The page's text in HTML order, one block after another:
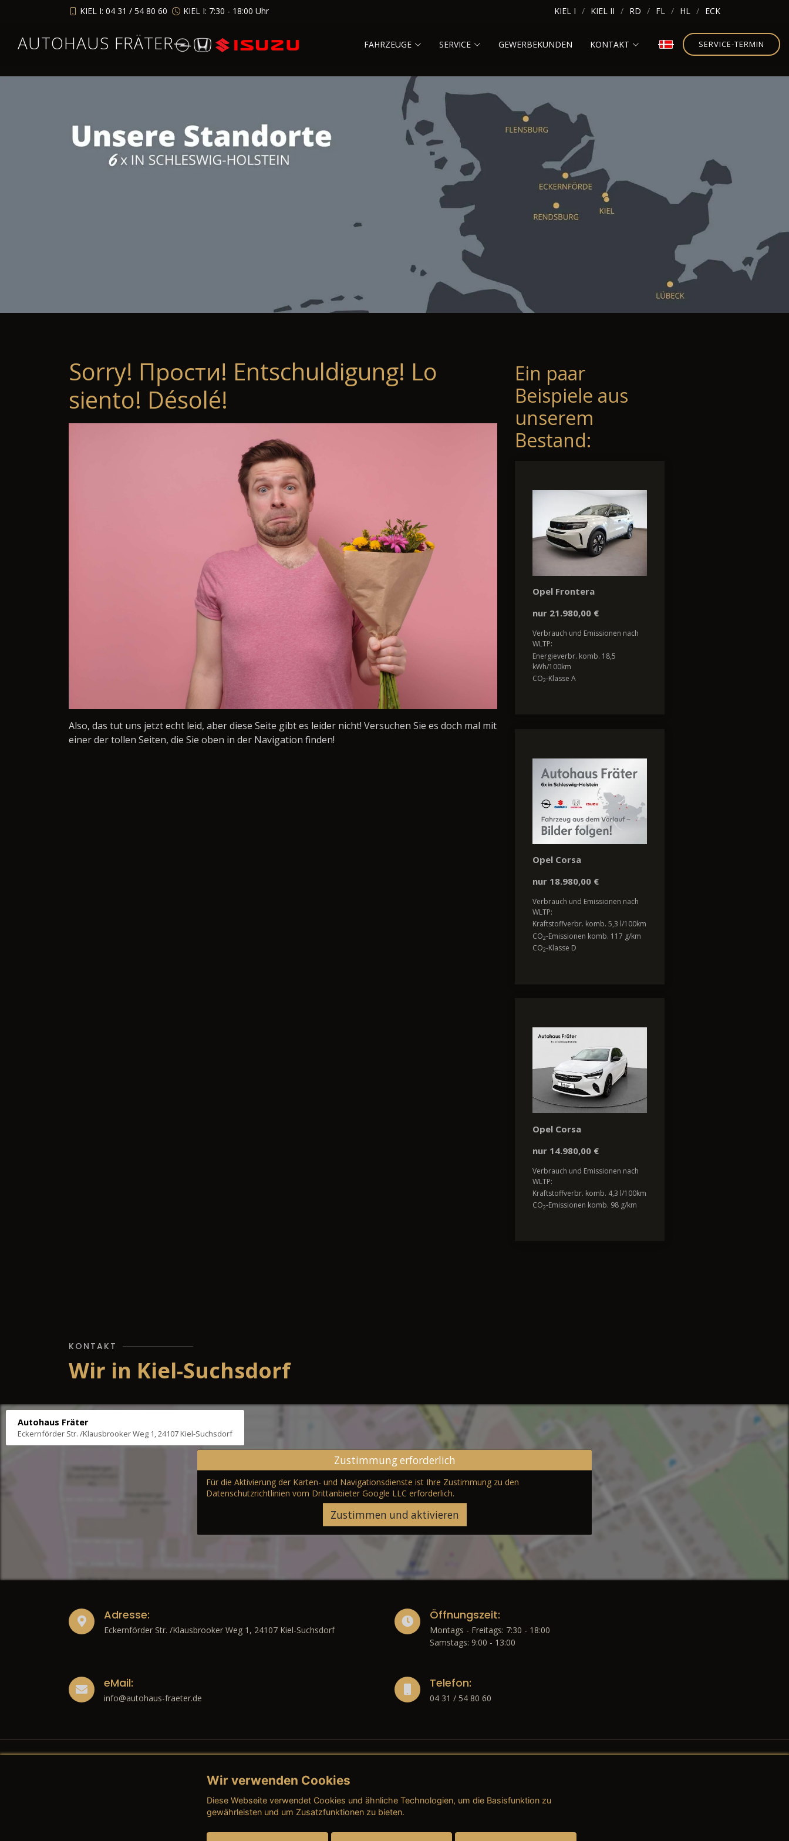
KIEL I: 04 31 / 54 80 60 KIEL I: 7:30 - 18:00 Uhr KIEL I KIEL II RD FL HL ECK
AUTOHAUS FRÄTER FAHRZEUGE SERVICE GEWERBEKUNDEN KONTAKT SERVICE-TERMIN
Sorry! Прости! Entschuldigung! Lo
siento! Désolé!
Also, das tut uns jetzt echt leid, aber diese Seite gibt es leider nicht! Versuchen Sie es doch mal mit
einer der tollen Seiten, die Sie oben in der Navigation finden!
Ein paar
Beispiele aus
unserem
Bestand:
Opel Frontera
nur 21.980,00 €
Verbrauch und Emissionen nach
WLTP:
Energieverbr. komb. 18,5
kWh/100km
CO2-Klasse A
Opel Corsa
nur 18.980,00 €
Verbrauch und Emissionen nach
WLTP:
Kraftstoffverbr. komb. 5,3 l/100km
CO2-Emissionen komb. 117 g/km
CO2-Klasse D
Opel Corsa
nur 14.980,00 €
Verbrauch und Emissionen nach
WLTP:
Kraftstoffverbr. komb. 4,3 l/100km
CO2-Emissionen komb. 98 g/km
KONTAKT
Wir in Kiel-Suchsdorf
Autohaus Fräter
Eckernförder Str. /Klausbrooker Weg 1, 24107 Kiel-Suchsdorf
Zustimmung erforderlich
Für die Aktivierung der Karten- und Navigationsdienste ist Ihre Zustimmung zu den
Datenschutzrichtlinien vom Drittanbieter Google LLC erforderlich.
Zustimmen und aktivieren
Adresse:
Eckernförder Str. /Klausbrooker Weg 1, 24107 Kiel-Suchsdorf
Öffnungszeit:
Montags - Freitags: 7:30 - 18:00
Samstags: 9:00 - 13:00
eMail:
info@autohaus-fraeter.de
Telefon:
04 31 / 54 80 60
Rechtliches
→ Impressum
→ AGB (Neuwagen)
→ AGB (Teile & Zubehör)
Wir verwenden Cookies
Diese Webseite verwendet Cookies und ähnliche Technologien, um die Basisfunktion zu
gewährleisten und um Zusatzfunktionen zu bieten.